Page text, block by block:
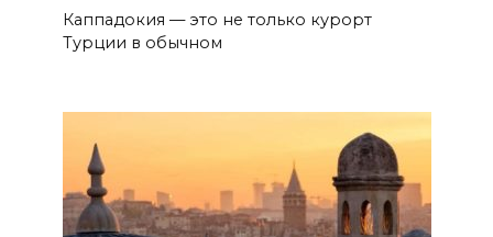
Каппадокия — это не только курорт
Турции в обычном